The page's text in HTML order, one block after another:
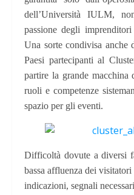
dell’Università IULM,
passione degli
Una sorte condivisa anche
Paesi partecipanti al
partire la grande macchina
ruoli e competenze
spazio per gli eventi.
Difficoltà dovute a diversi
bassa affluenza dei visitatori
indicazioni, segnali